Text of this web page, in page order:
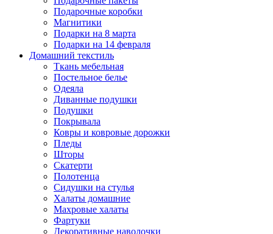
Подарочные коробки
Магнитики
Подарки на 8 марта
Подарки на 14 февраля
Домашний текстиль
Ткань мебельная
Постельное белье
Одеяла
Диванные подушки
Подушки
Покрывала
Ковры и ковровые дорожки
Пледы
Шторы
Скатерти
Полотенца
Сидушки на стулья
Халаты домашние
Махровые халаты
Фартуки
Декоративные наволочки